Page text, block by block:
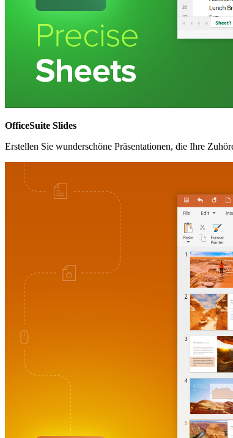
OfficeSuite Slides
Erstellen Sie wunderschöne Präsentationen, die Ihre